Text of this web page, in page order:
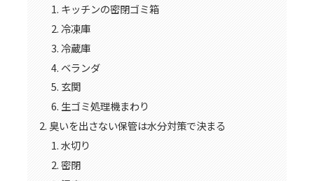
キッチンの密閉ゴミ箱
冷凍庫
冷蔵庫
ベランダ
玄関
生ゴミ処理機まわり
臭いを出さない保管は水分対策で決まる
水切り
密閉